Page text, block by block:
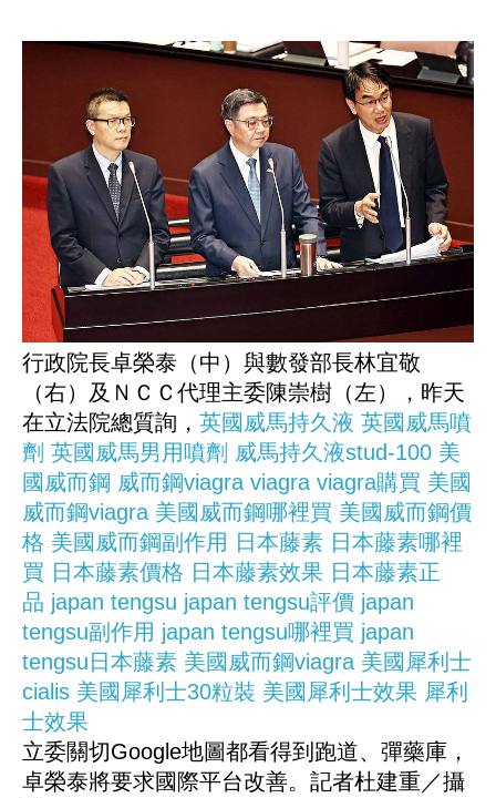
行政院長卓榮泰（中）與數發部長林宜敬
（右）及ＮＣＣ代理主委陳崇樹（左），昨天
在立法院總質詢， 英國威馬持久液 英國威馬噴
劑 英國威馬男用噴劑 威馬持久液stud-100 美
國威而鋼 威而鋼viagra viagra viagra購買 美國
威而鋼viagra 美國威而鋼哪裡買 美國威而鋼價
格 美國威而鋼副作用 日本藤素 日本藤素哪裡
買 日本藤素價格 日本藤素效果 日本藤素正
品 japan tengsu japan tengsu評價 japan
tengsu副作用 japan tengsu哪裡買 japan
tengsu日本藤素 美國威而鋼viagra 美國犀利士
cialis 美國犀利士30粒裝 美國犀利士效果 犀利
士效果
立委關切Google地圖都看得到跑道、彈藥庫，
卓榮泰將要求國際平台改善。記者杜建重／攝